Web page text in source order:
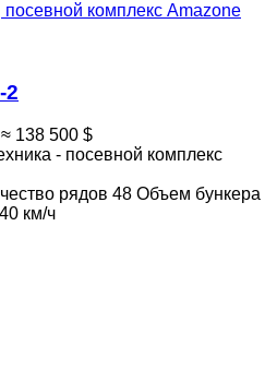
посевной комплекс Amazone
2
≈ 138 500 $
- посевной комплекс
рядов 48 Объем бункера
40 км/ч